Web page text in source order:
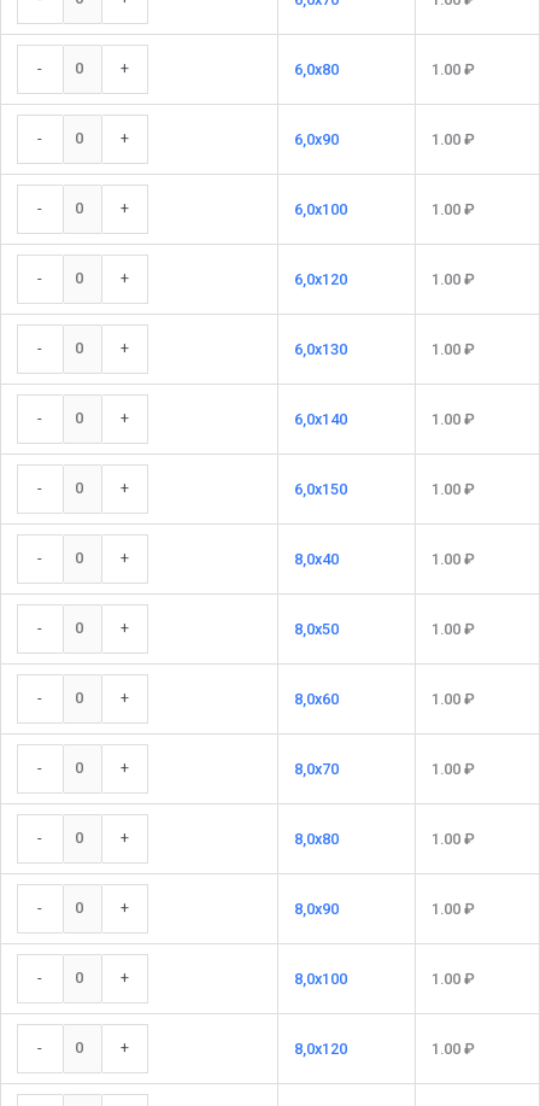
- + 6,0x80 1.00 ₽
- + 6,0x90 1.00 ₽
- + 6,0x100 1.00 ₽
- + 6,0x120 1.00 ₽
- + 6,0x130 1.00 ₽
- + 6,0x140 1.00 ₽
- + 6,0x150 1.00 ₽
- + 8,0x40 1.00 ₽
- + 8,0x50 1.00 ₽
- + 8,0x60 1.00 ₽
- + 8,0x70 1.00 ₽
- + 8,0x80 1.00 ₽
- + 8,0x90 1.00 ₽
- + 8,0x100 1.00 ₽
- + 8,0x120 1.00 ₽